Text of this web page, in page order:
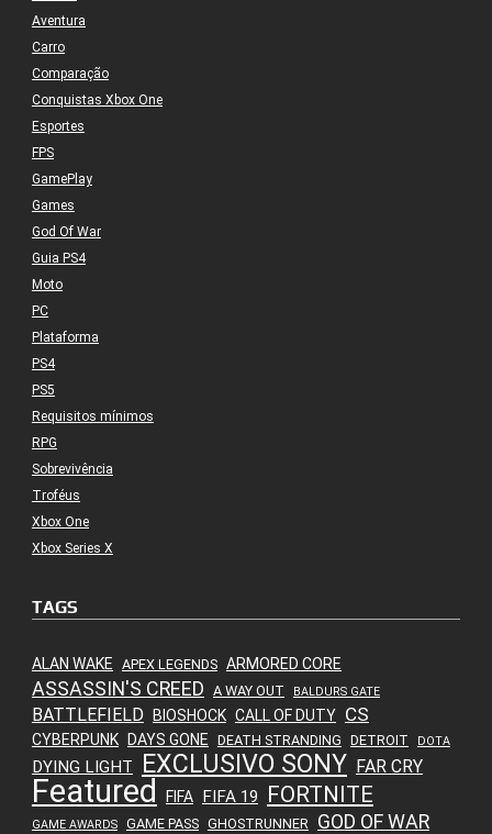
Aventura
Carro
Comparação
Conquistas Xbox One
Esportes
FPS
GamePlay
Games
God Of War
Guia PS4
Moto
PC
Plataforma
PS4
PS5
Requisitos mínimos
RPG
Sobrevivência
Troféus
Xbox One
Xbox Series X
TAGS
ALAN WAKE APEX LEGENDS ARMORED CORE
ASSASSIN'S CREED A WAY OUT BALDURS GATE
BATTLEFIELD BIOSHOCK CALL OF DUTY CS
CYBERPUNK DAYS GONE DEATH STRANDING DETROIT DOTA
DYING LIGHT EXCLUSIVO SONY FAR CRY
Featured FIFA FIFA 19 FORTNITE
GAME AWARDS GAME PASS GHOSTRUNNER GOD OF WAR